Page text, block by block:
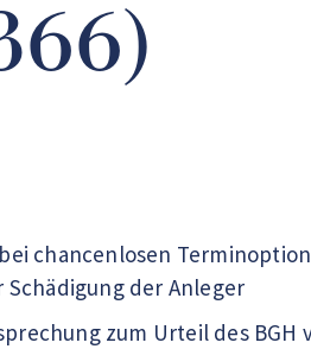
chancenlosen
der Anleger
zum Urteil des BGH v.